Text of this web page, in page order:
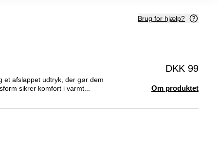
Brug for hjælp?
DKK 99
et afslappet udtryk, der gør dem
sikrer komfort i varmt...
Om produktet